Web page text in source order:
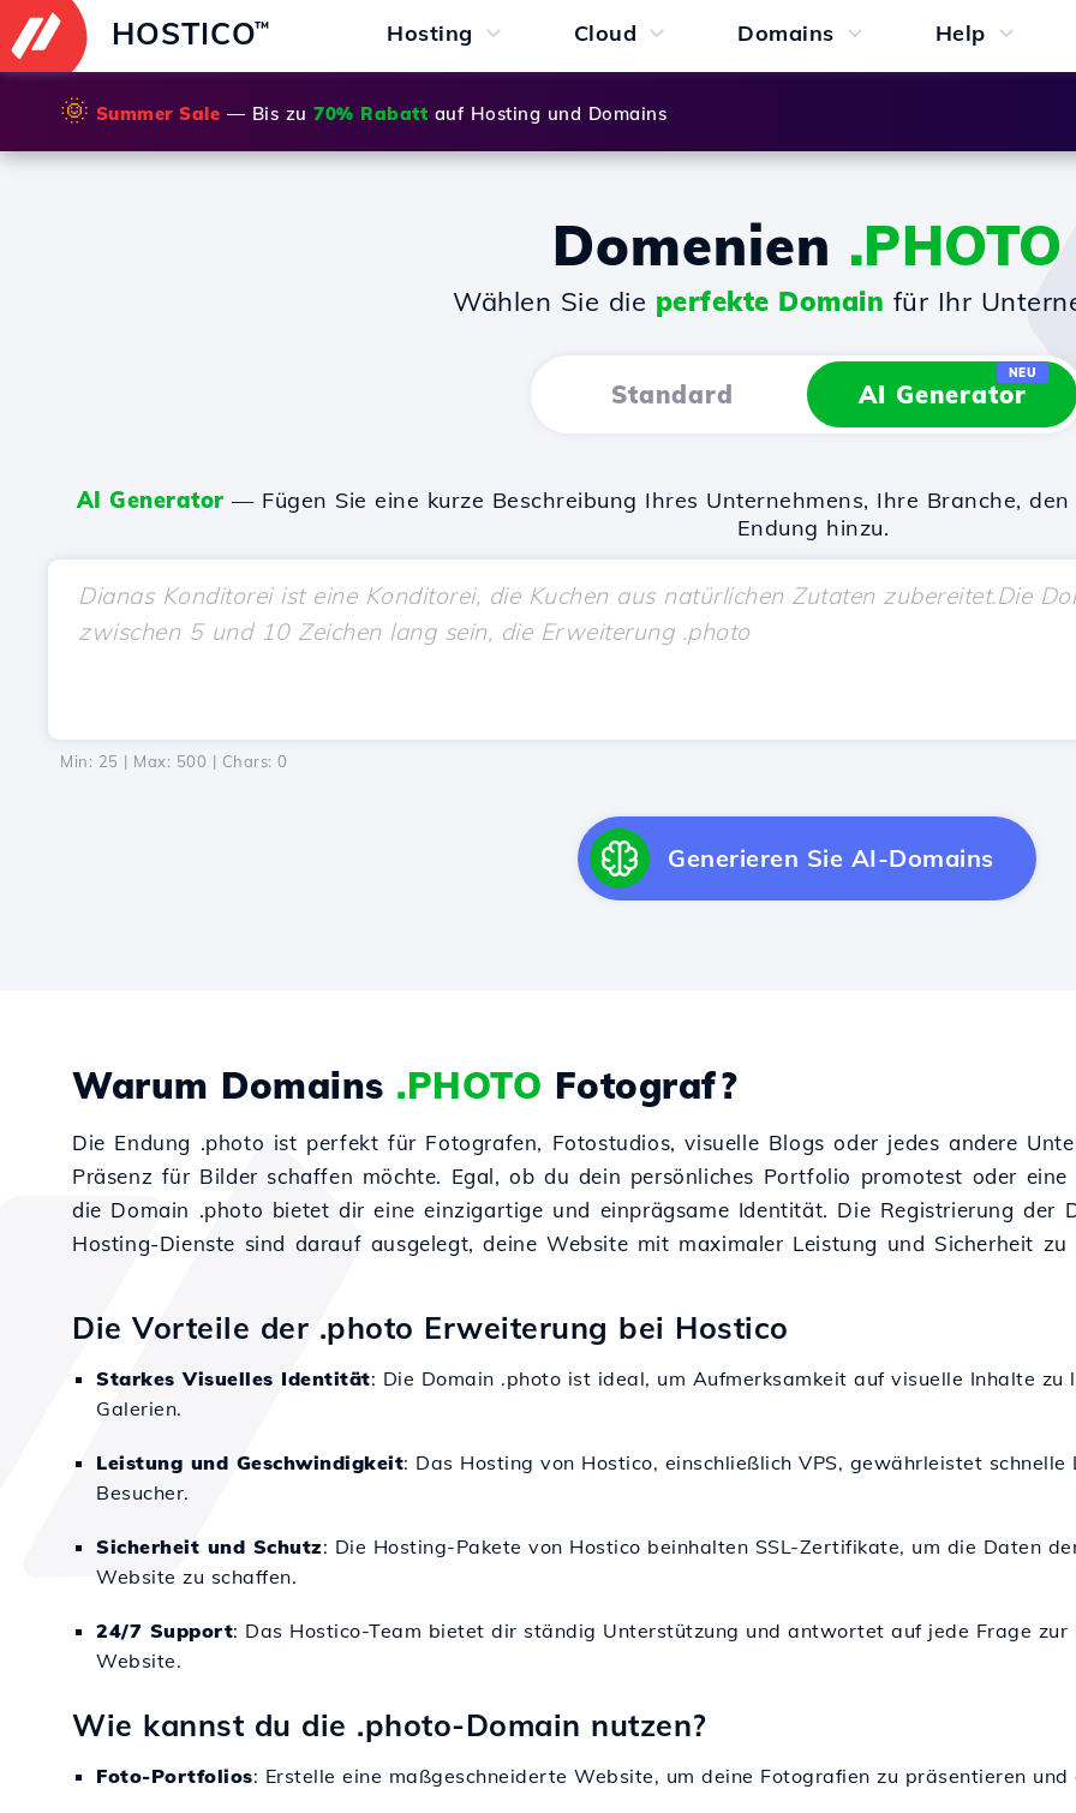
HOSTICO™ Hosting Cloud Domains Help
🌞 Summer Sale — Bis zu 70% Rabatt auf Hosting und Domains
Domenien .PHOTO
Wählen Sie die perfekte Domain für Ihr
Standard AI Generator
NEU
AI Generator — Fügen Sie eine kurze Beschreibung Ihres Unternehmens, Ihre Branche,
Endung hinzu.
Min: 25 | Max: 500 | Chars: 0
Generieren Sie AI-Domains
Warum Domains .PHOTO Fotograf?
Die Endung .photo ist perfekt für Fotografen, Fotostudios, visuelle Blogs oder jedes andere
Präsenz für Bilder schaffen möchte. Egal, ob du dein persönliches Portfolio promotest oder
die Domain .photo bietet dir eine einzigartige und einprägsame Identität. Die Registrierung der
Hosting-Dienste sind darauf ausgelegt, deine Website mit maximaler Leistung und Sicherheit zu
Die Vorteile der .photo Erweiterung bei Hostico
Starkes Visuelles Identität: Die Domain .photo ist ideal, um Aufmerksamkeit auf visuelle Inhalte
Galerien.
Leistung und Geschwindigkeit: Das Hosting von Hostico, einschließlich VPS, gewährleistet
Besucher.
Sicherheit und Schutz: Die Hosting-Pakete von Hostico beinhalten SSL-Zertifikate, um die Daten
Website zu schaffen.
24/7 Support: Das Hostico-Team bietet dir ständig Unterstützung und antwortet auf jede Frage
Website.
Wie kannst du die .photo-Domain nutzen?
Foto-Portfolios: Erstelle eine maßgeschneiderte Website, um deine Fotografien zu präsentieren